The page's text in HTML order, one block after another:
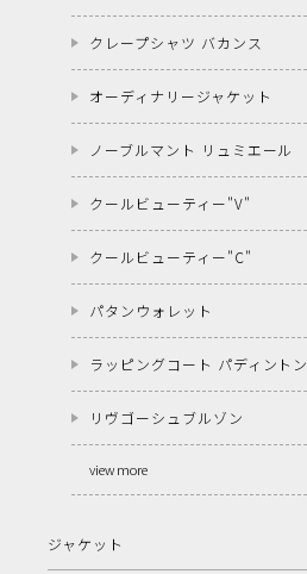
クレープシャツ バカンス
オーディナリージャケット
ノーブルマント リュミエール
クールビューティー"V"
クールビューティー"C"
パタンウォレット
ラッピングコート パディントン
リヴゴーシュブルゾン
view more
ジャケット